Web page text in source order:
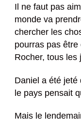
Il ne faut pas
monde va
chercher les
pourras pas
Rocher, tous les
Daniel a été jeté
le pays pensait
Mais le